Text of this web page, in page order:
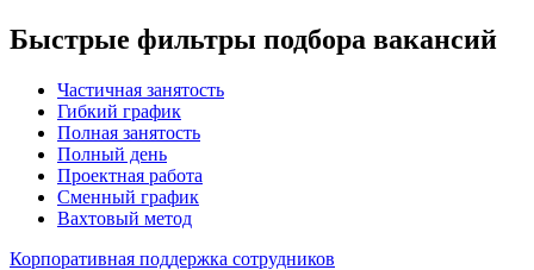
Быстрые фильтры подбора вакансий
Частичная занятость
Гибкий график
Полная занятость
Полный день
Проектная работа
Сменный график
Вахтовый метод
Корпоративная поддержка сотрудников